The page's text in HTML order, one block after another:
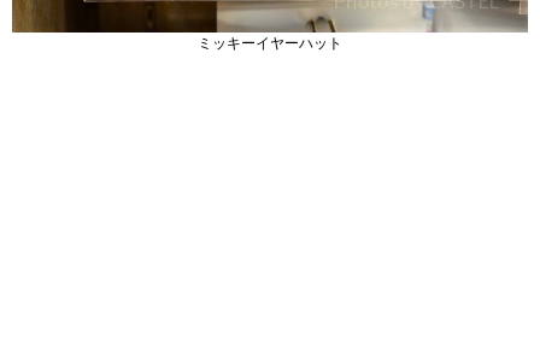
ミッキーイヤーハット